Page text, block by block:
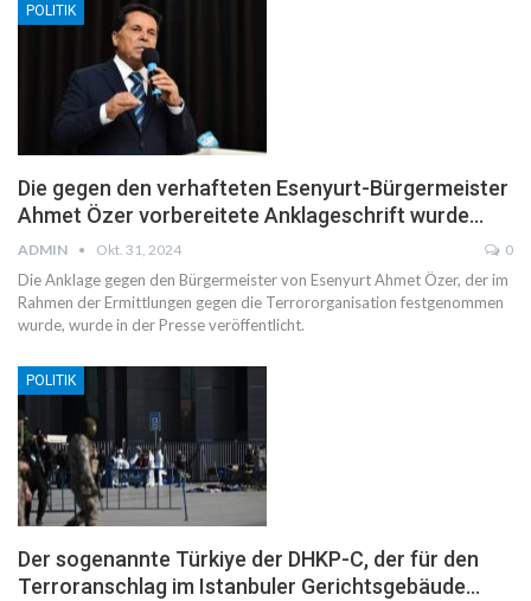
POLITIK
Die gegen den verhafteten Esenyurt-Bürgermeister
Ahmet Özer vorbereitete Anklageschrift wurde…
ADMIN Okt. 31, 2024 0
Die Anklage gegen den Bürgermeister von Esenyurt Ahmet Özer, der im
Rahmen der Ermittlungen gegen die Terrororganisation festgenommen
wurde, wurde in der Presse veröffentlicht.
POLITIK
Der sogenannte Türkiye der DHKP-C, der für den
Terroranschlag im Istanbuler Gerichtsgebäude…